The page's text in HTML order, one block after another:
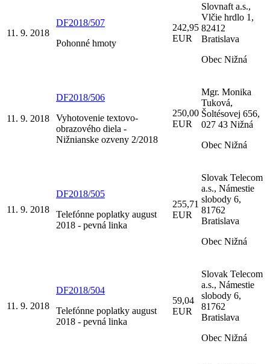
11. 9. 2018
DF2018/507
Pohonné hmoty
242,95
EUR
Slovnaft a.s.,
Vlčie hrdlo 1,
82412
Bratislava
Obec Nižná
11. 9. 2018
DF2018/506
Vyhotovenie textovo-
obrazového diela -
Nižnianske ozveny 2/2018
250,00
EUR
Mgr. Monika
Tuková,
Šoltésovej 656,
027 43 Nižná
Obec Nižná
11. 9. 2018
DF2018/505
Telefónne poplatky august
2018 - pevná linka
255,71
EUR
Slovak Telecom
a.s., Námestie
slobody 6,
81762
Bratislava
Obec Nižná
11. 9. 2018
DF2018/504
Telefónne poplatky august
2018 - pevná linka
59,04
EUR
Slovak Telecom
a.s., Námestie
slobody 6,
81762
Bratislava
Obec Nižná